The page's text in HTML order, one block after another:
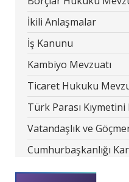
İkili Anlaşmalar
İş Kanunu
Kambiyo Mevzuatı
Ticaret Hukuku
Türk Parası
Vatandaşlık ve
Cumhurbaşkanlığı